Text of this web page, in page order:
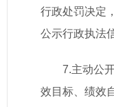
行政处罚决定
公示行政执法
7.主动公
效目标、绩效